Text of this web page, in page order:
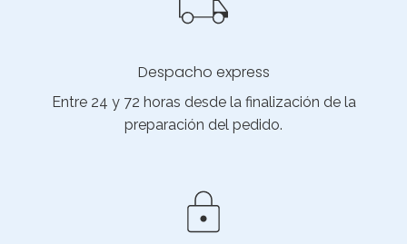
Despacho express
Entre 24 y 72 horas desde la finalización de la
preparación del pedido.